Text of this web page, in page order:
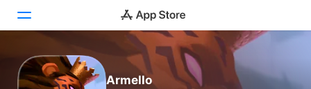
Today
Armello